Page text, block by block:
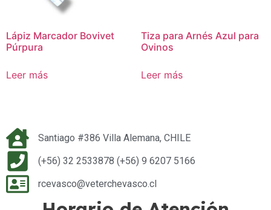
Lápiz Marcador Bovivet
Púrpura
Leer más
Tiza para Arnés Azul para
Ovinos
Leer más
Santiago #386 Villa Alemana, CHILE
(+56) 32 2533878 (+56) 9 6207 5166
rcevasco@veterchevasco.cl